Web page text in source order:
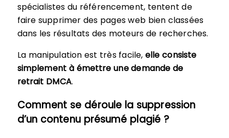
spécialistes du référencement, tentent de
faire supprimer des pages web bien classées
dans les résultats des moteurs de recherches.
La manipulation est très facile,elle consiste
simplement à émettre une demande de
retrait DMCA.
Comment se déroule la suppression
d’un contenu présumé plagié ?